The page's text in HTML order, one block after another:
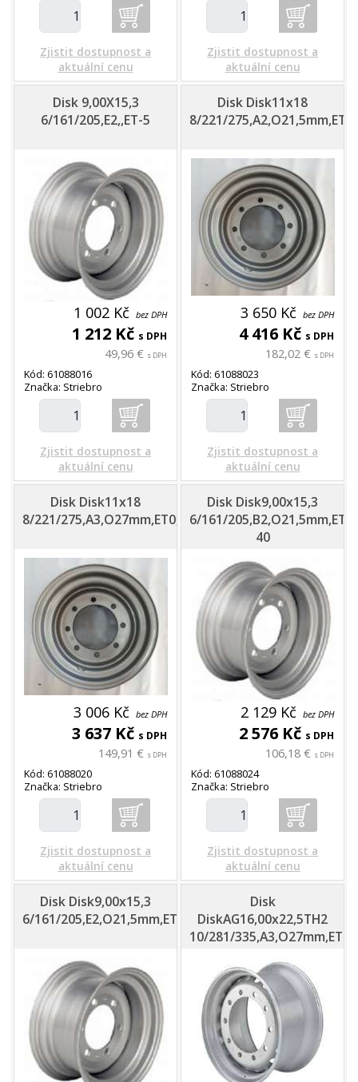
Zjistit dostupnost a
aktuální cenu
Zjistit dostupnost a
aktuální cenu
Disk 9,00X15,3
6/161/205,E2,,ET-5
1 002 Kč bez DPH
1 212 Kč s DPH
49,96 € s DPH
Kód: 61088016
Značka: Striebro
Zjistit dostupnost a
aktuální cenu
Disk Disk11x18
8/221/
3 650 Kč bez DPH
4 416 Kč s DPH
182,02 € s DPH
Kód: 61088023
Značka: Striebro
Zjistit dostupnost a
aktuální cenu
Disk Disk11x18
8/221/275,A3,O27mm,ET0,VSH
3 006 Kč bez DPH
3 637 Kč s DPH
149,91 € s DPH
Kód: 61088020
Značka: Striebro
Zjistit dostupnost a
aktuální cenu
Disk Disk9,00x15,3
6/161/205,B2,O21,5mm,ET-
40
2 129 Kč bez DPH
2 576 Kč s DPH
106,18 € s DPH
Kód: 61088024
Značka: Striebro
Zjistit dostupnost a
aktuální cenu
Disk Disk9,00x15,3
6/161/205,E2,O21,5mm,ET0
Disk
DiskAG16,00x22,5TH2
10/281/